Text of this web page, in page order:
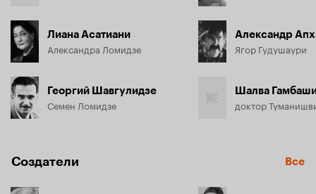
Лиана Асатиани
Александра Ломидзе
Георгий Шавгулидзе
Семен Ломидзе
Александр
Ягор Гудушаури
Шалва
доктор
Создатели Все